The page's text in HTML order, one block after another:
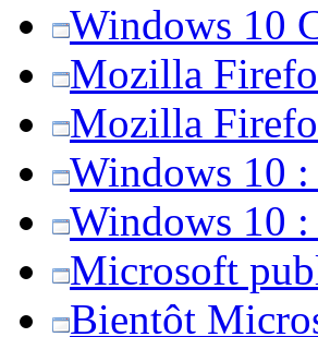
Windows 10
Mozilla
Mozilla
Windows 10 :
Windows 10
Microsoft
Bientôt